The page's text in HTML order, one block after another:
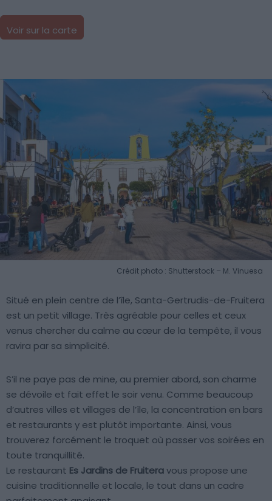
Voir sur la carte
Crédit photo : Shutterstock – M. Vinuesa
Situé en plein centre de l’île, Santa-Gertrudis-de-Fruitera
est un petit village. Très agréable pour celles et ceux
venus chercher du calme au cœur de la tempête, il vous
ravira par sa simplicité.
S’il ne paye pas de mine, au premier abord, son charme
se dévoile et fait effet le soir venu. Comme beaucoup
d’autres villes et villages de l’île, la concentration en bars
et restaurants y est plutôt importante. Ainsi, vous
trouverez forcément le troquet où passer vos soirées en
toute tranquillité.
Le restaurant Es Jardins de Fruiteravous propose une
cuisine traditionnelle et locale, le tout dans un cadre